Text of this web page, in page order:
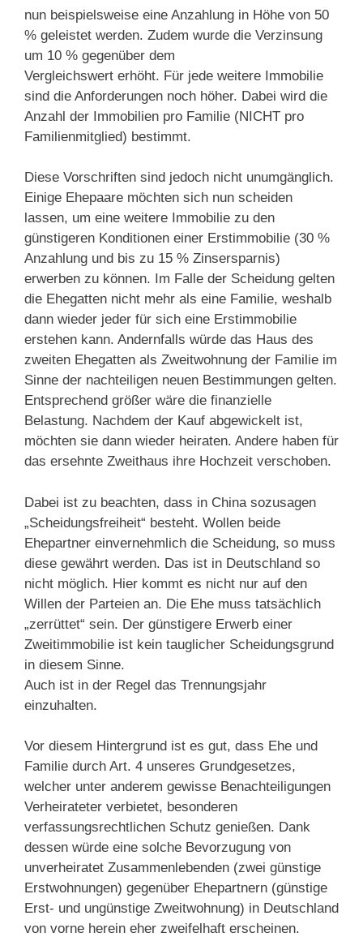
nun beispielsweise eine Anzahlung in Höhe von 50
% geleistet werden. Zudem wurde die Verzinsung
um 10 % gegenüber dem
Vergleichswert erhöht. Für jede weitere Immobilie
sind die Anforderungen noch höher. Dabei wird die
Anzahl der Immobilien pro Familie (NICHT pro
Familienmitglied) bestimmt.
Diese Vorschriften sind jedoch nicht unumgänglich.
Einige Ehepaare möchten sich nun scheiden
lassen, um eine weitere Immobilie zu den
günstigeren Konditionen einer Erstimmobilie (30 %
Anzahlung und bis zu 15 % Zinsersparnis)
erwerben zu können. Im Falle der Scheidung gelten
die Ehegatten nicht mehr als eine Familie, weshalb
dann wieder jeder für sich eine Erstimmobilie
erstehen kann. Andernfalls würde das Haus des
zweiten Ehegatten als Zweitwohnung der Familie im
Sinne der nachteiligen neuen Bestimmungen gelten.
Entsprechend größer wäre die finanzielle
Belastung. Nachdem der Kauf abgewickelt ist,
möchten sie dann wieder heiraten. Andere haben für
das ersehnte Zweithaus ihre Hochzeit verschoben.
Dabei ist zu beachten, dass in China sozusagen
„Scheidungsfreiheit“ besteht. Wollen beide
Ehepartner einvernehmlich die Scheidung, so muss
diese gewährt werden. Das ist in Deutschland so
nicht möglich. Hier kommt es nicht nur auf den
Willen der Parteien an. Die Ehe muss tatsächlich
„zerrüttet“ sein. Der günstigere Erwerb einer
Zweitimmobilie ist kein tauglicher Scheidungsgrund
in diesem Sinne.
Auch ist in der Regel das Trennungsjahr
einzuhalten.
Vor diesem Hintergrund ist es gut, dass Ehe und
Familie durch Art. 4 unseres Grundgesetzes,
welcher unter anderem gewisse Benachteiligungen
Verheirateter verbietet, besonderen
verfassungsrechtlichen Schutz genießen. Dank
dessen würde eine solche Bevorzugung von
unverheiratet Zusammenlebenden (zwei günstige
Erstwohnungen) gegenüber Ehepartnern (günstige
Erst- und ungünstige Zweitwohnung) in Deutschland
von vorne herein eher zweifelhaft erscheinen.